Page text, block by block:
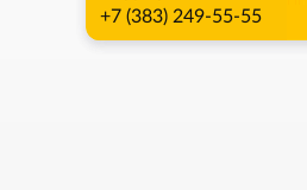
+7 (383) 249-55-55